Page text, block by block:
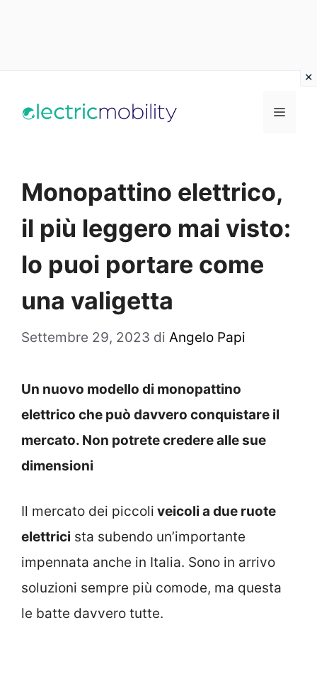
Menu
Monopattino elettrico,
il più leggero mai visto:
lo puoi portare come
una valigetta
Settembre 29, 2023 di Angelo Papi
Un nuovo modello di monopattino
elettrico che può davvero conquistare il
mercato. Non potrete credere alle sue
dimensioni
Il mercato dei piccoli veicoli a due ruote
elettrici sta subendo un’importante
impennata anche in Italia. Sono in arrivo
soluzioni sempre più comode, ma questa
le batte davvero tutte.